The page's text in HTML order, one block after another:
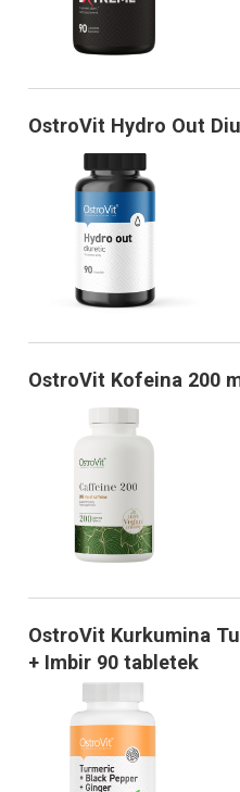
OstroVit Hydro Out
OstroVit Kofeina 200
OstroVit Kurkumina
+ Imbir 90 tabletek